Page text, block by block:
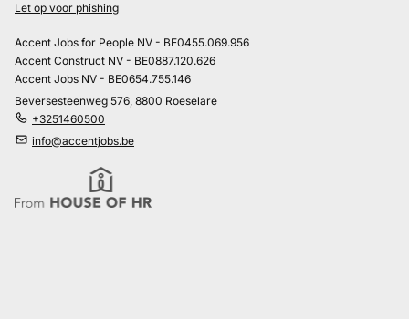
Let op voor phishing
Accent Jobs for People NV - BE0455.069.956
Accent Construct NV - BE0887.120.626
Accent Jobs NV - BE0654.755.146
Beversesteenweg 576, 8800 Roeselare
+3251460500
info@accentjobs.be